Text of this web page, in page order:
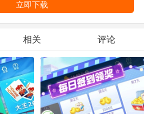
立即下载
相关 评论